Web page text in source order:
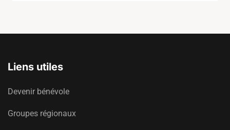
Liens utiles
Devenir bénévole
Groupes régionaux